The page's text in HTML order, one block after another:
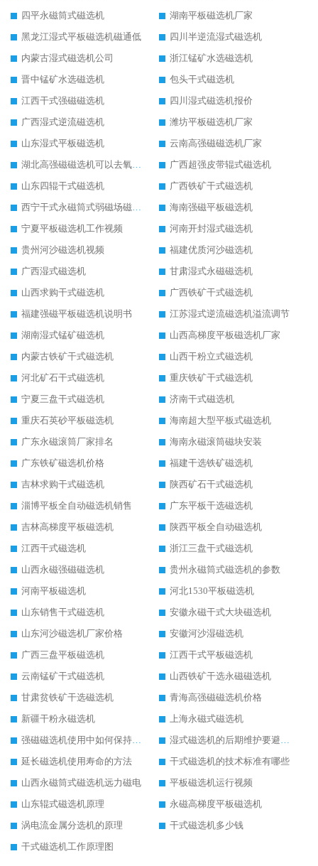
四平永磁筒式磁选机
湖南平板磁选机厂家
黑龙江湿式平板磁选机磁通低
四川半逆流湿式磁选机
内蒙古湿式磁选机公司
浙江锰矿水选磁选机
晋中锰矿水选磁选机
包头干式磁选机
江西干式强磁磁选机
四川湿式磁选机报价
广西湿式逆流磁选机
潍坊平板磁选机厂家
山东湿式平板磁选机
云南高强磁磁选机厂家
湖北高强磁磁选机可以去氧化铝
广西超强皮带辊式磁选机
山东四辊干式磁选机
广西铁矿干式磁选机
西宁干式永磁筒式弱磁场磁选机结构图
海南强磁平板磁选机
宁夏平板磁选机工作视频
河南开封湿式磁选机
贵州河沙磁选机视频
福建优质河沙磁选机
广西湿式磁选机
甘肃湿式永磁磁选机
山西求购干式磁选机
广西铁矿干式磁选机
福建强磁平板磁选机说明书
江苏湿式逆流磁选机溢流调节
湖南湿式锰矿磁选机
山西高梯度平板磁选机厂家
内蒙古铁矿干式磁选机
山西干粉立式磁选机
河北矿石干式磁选机
重庆铁矿干式磁选机
宁夏三盘干式磁选机
济南干式磁选机
重庆石英砂平板磁选机
海南超大型平板式磁选机
广东永磁滚筒厂家排名
海南永磁滚筒磁块安装
广东铁矿磁选机价格
福建干选铁矿磁选机
吉林求购干式磁选机
陕西矿石干式磁选机
淄博平板全自动磁选机销售
广东平板干选磁选机
吉林高梯度平板磁选机
陕西平板全自动磁选机
江西干式磁选机
浙江三盘干式磁选机
山西永磁强磁磁选机
贵州永磁筒式磁选机的参数
河南平板磁选机
河北1530平板磁选机
山东销售干式磁选机
安徽永磁干式大块磁选机
山东河沙磁选机厂家价格
安徽河沙湿磁选机
广西三盘平板磁选机
江西干式平板磁选机
云南锰矿干式磁选机
山西铁矿干选永磁磁选机
甘肃贫铁矿干选磁选机
青海高强磁磁选机价格
新疆干粉永磁选机
上海永磁式磁选机
强磁磁选机使用中如何保持其顺畅运行
湿式磁选机的后期维护要避开哪些坑
延长磁选机使用寿命的方法
干式磁选机的技术标准有哪些
山西永磁筒式磁选机远力磁电
平板磁选机运行视频
山东辊式磁选机原理
永磁高梯度平板磁选机
涡电流金属分选机的原理
干式磁选机多少钱
干式磁选机工作原理图